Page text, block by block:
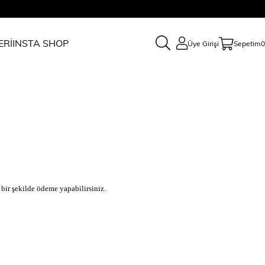
INSTA SHOP Üye Girişi Sepetim0
bir şekilde ödeme yapabilirsiniz.